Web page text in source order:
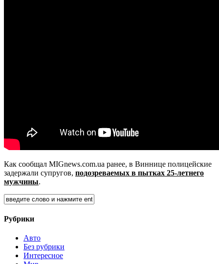
Как сообщал MIGnews.com.ua ранее, в Виннице полицейские
задержали супругов, подозреваемых в пытках 25-летнего
мужчины.
Рубрики
Авто
Без рубрики
Интересное